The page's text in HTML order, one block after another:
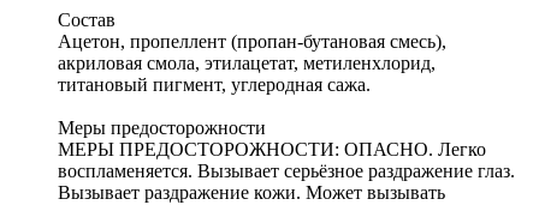
Состав
Ацетон, пропеллент (пропан-бутановая смесь),
акриловая смола, этилацетат, метиленхлорид,
титановый пигмент, углеродная сажа.
Меры предосторожности
МЕРЫ ПРЕДОСТОРОЖНОСТИ: ОПАСНО. Легко
воспламеняется. Вызывает серьёзное раздражение глаз.
Вызывает раздражение кожи. Может вызывать